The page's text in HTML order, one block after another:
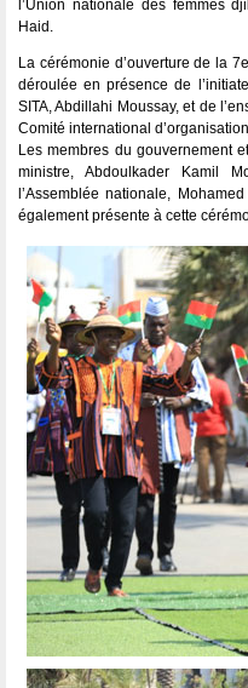
l’Union nationale des femmes
Haid.
La cérémonie d’ouverture de la
déroulée en présence de
SITA, Abdillahi Moussay, et de
Comité international
Les membres du gouvernement
ministre, Abdoulkader Kamil
l’Assemblée nationale,
également présente à cette